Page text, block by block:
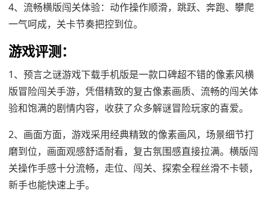
4、流畅横版闯关体验：动作操作顺滑，跳跃、奔跑、攀爬
一气呵成，关卡节奏把控到位。
游戏评测：
1、预言之谜游戏下载手机版是一款口碑超不错的像素风横
版冒险闯关手游，凭借精致的复古像素画质、流畅的闯关体
验和饱满的剧情内容，收获了众多解谜冒险玩家的喜爱。
2、画面方面，游戏采用经典精致的像素画风，场景细节打
磨到位，画面观感舒适耐看，复古氛围感直接拉满。横版闯
关操作手感十分流畅，走位、闯关、探索全程丝滑不卡顿，
新手也能快速上手。